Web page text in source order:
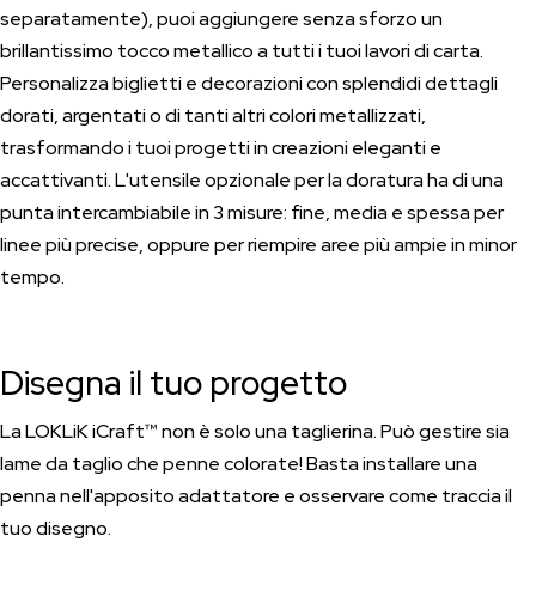
separatamente), puoi aggiungere senza sforzo un
brillantissimo tocco metallico a tutti i tuoi lavori di carta.
Personalizza biglietti e decorazioni con splendidi dettagli
dorati, argentati o di tanti altri colori metallizzati,
trasformando i tuoi progetti in creazioni eleganti e
accattivanti. L'utensile opzionale per la doratura ha di una
punta intercambiabile in 3 misure: fine, media e spessa per
linee più precise, oppure per riempire aree più ampie in minor
tempo.
Disegna il tuo progetto
La LOKLiK iCraft™ non è solo una taglierina. Può gestire sia
lame da taglio che penne colorate! Basta installare una
penna nell'apposito adattatore e osservare come traccia il
tuo disegno.